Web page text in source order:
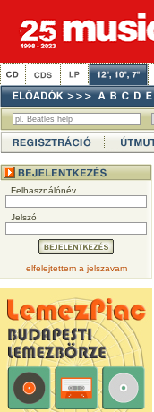
Felhasználónév
Jelszó
elfelejtettem a jelszavam